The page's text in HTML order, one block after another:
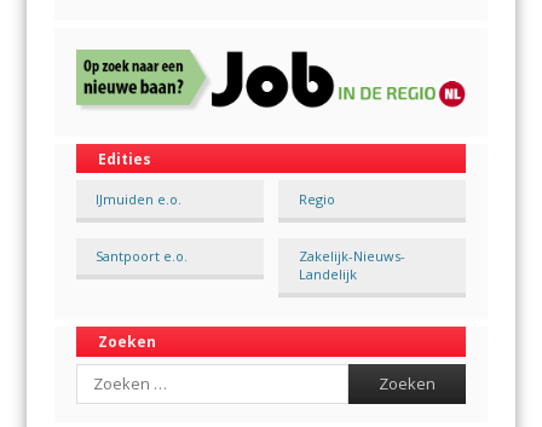
Edities
IJmuiden e.o. Regio
Santpoort e.o.
Zakelijk-Nieuws-
Landelijk
Zoeken
Search